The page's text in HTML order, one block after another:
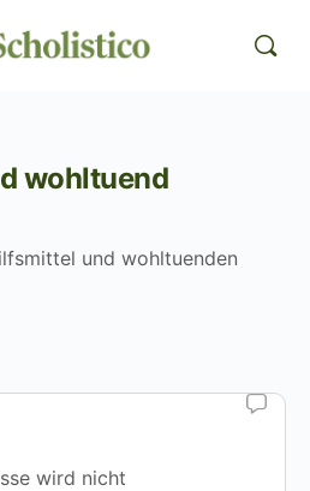
wohltuend
und wohltuenden
wird nicht